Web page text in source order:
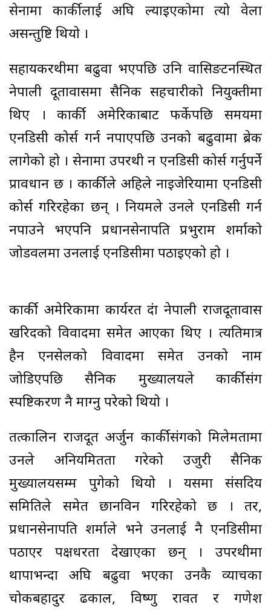
सेनामा कार्कीलाई अघि ल्याइएकोमा त्यो वेला
असन्तुष्टि थियो ।
सहायकरथीमा बढुवा भएपछि उनि वासिङटनस्थित
नेपाली दूतावासमा सैनिक सहचारीको नियुक्तीमा
थिए । कार्की अमेरिकाबाट फर्केपछि समयमा
एनडिसी कोर्स गर्न नपाएपछि उनको बढुवामा ब्रेक
लागेको हो । सेनामा उपरथी हुन एनडिसी कोर्स गर्नुपर्ने
प्रावधान छ । कार्कीले अहिले नाइजेरियामा एनडिसी
कोर्स गरिरहेका छन् । नियमले उनले एनडिसी गर्न
नपाउने भएपनि प्रधानसेनापति प्रभुराम शर्माको
जोडवलमा उनलाई एनडिसीमा पठाइएको हो ।
कार्की अमेरिकामा कार्यरत हुंदा नेपाली राजदूतावास
खरिदको विवादमा समेत आएका थिए । त्यतिमात्र
हैन एनसेलको विवादमा समेत उनको नाम
जोडिएपछि सैनिक मुख्यालयले कार्कीसंग
स्पष्टिकरण नै माग्नु परेको थियो ।
तत्कालिन राजदूत अर्जुन कार्कीसंगको मिलेमतामा
उनले अनियमितता गरेको उजुरी सैनिक
मुख्यालयसम्म पुगेको थियो । यसमा संसदिय
समितिले समेत छानविन गरिरहेको छ । तर,
प्रधानसेनापति शर्माले भने उनलाई नै एनडिसीमा
पठाएर पक्षधरता देखाएका छन् । उपरथीमा
थापाभन्दा अघि बढुवा भएका उनकै व्याचका
चोकबहादुर ढकाल, विष्णु रावत र गणेश